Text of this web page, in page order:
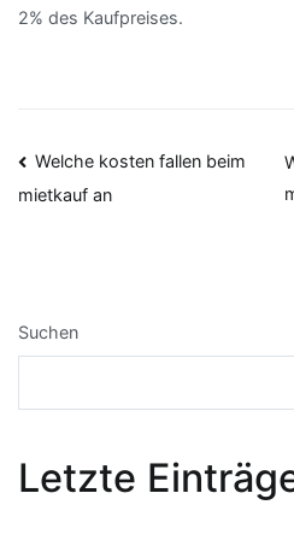
2% des Kaufpreises.
Welche kosten fallen beim
mietkauf an
Suchen
Letzte